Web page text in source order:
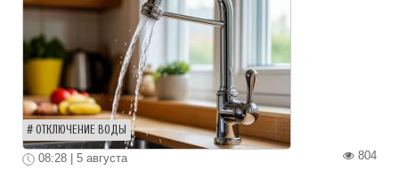
ОТКЛЮЧЕНИЕ ВОДЫ
804
08:28 | 5 августа